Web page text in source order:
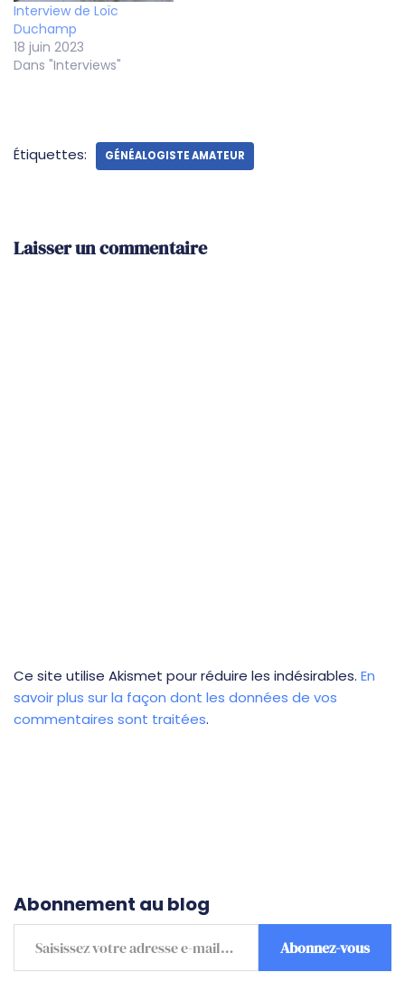
Interview de Loïc
Duchamp
18 juin 2023
Dans "Interviews"
Étiquettes: GÉNÉALOGISTE AMATEUR
Laisser un commentaire
Ce site utilise Akismet pour réduire les indésirables. En
savoir plus sur la façon dont les données de vos
commentaires sont traitées.
Abonnement au blog
Abonnez-vous